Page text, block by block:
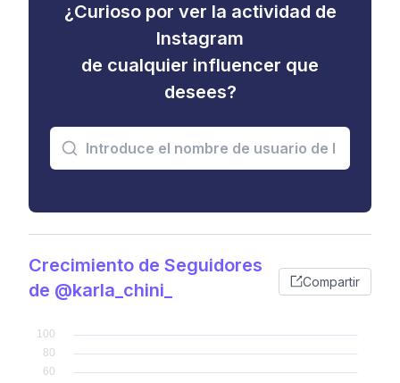
¿Curioso por ver la actividad de
Instagram
de cualquier influencer que
desees?
Crecimiento de Seguidores
de @karla_chini_
Compartir